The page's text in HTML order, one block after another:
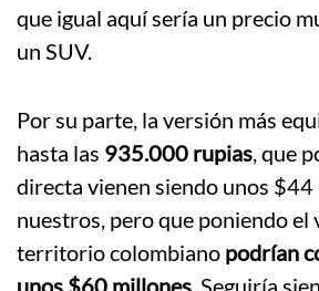
que igual aquí sería un precio
un SUV.
Por su parte, la versión más
hasta las 935.000 rupias, que
directa vienen siendo unos $44
nuestros, pero que poniendo el
territorio colombiano podrían